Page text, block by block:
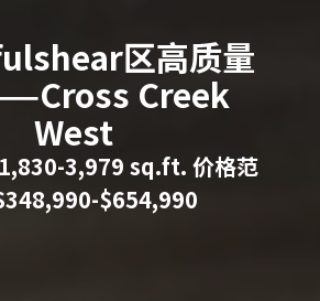
区高质量
Creek
West
3,979 sq.ft. 价格范
$654,990